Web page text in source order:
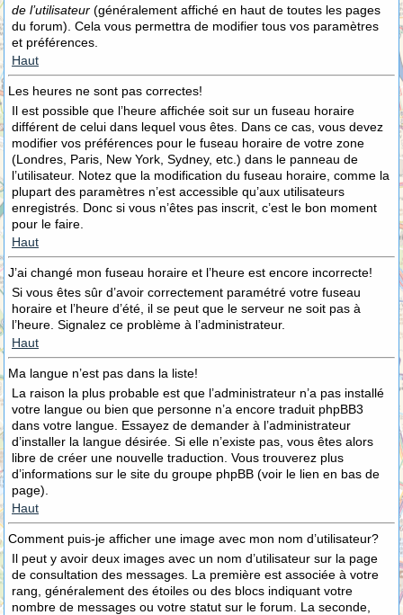
de l’utilisateur (généralement affiché en haut de toutes les pages
du forum). Cela vous permettra de modifier tous vos paramètres
et préférences.
Haut
Les heures ne sont pas correctes!
Il est possible que l’heure affichée soit sur un fuseau horaire
différent de celui dans lequel vous êtes. Dans ce cas, vous devez
modifier vos préférences pour le fuseau horaire de votre zone
(Londres, Paris, New York, Sydney, etc.) dans le panneau de
l’utilisateur. Notez que la modification du fuseau horaire, comme la
plupart des paramètres n’est accessible qu’aux utilisateurs
enregistrés. Donc si vous n’êtes pas inscrit, c’est le bon moment
pour le faire.
Haut
J’ai changé mon fuseau horaire et l’heure est encore incorrecte!
Si vous êtes sûr d’avoir correctement paramétré votre fuseau
horaire et l’heure d’été, il se peut que le serveur ne soit pas à
l’heure. Signalez ce problème à l’administrateur.
Haut
Ma langue n’est pas dans la liste!
La raison la plus probable est que l’administrateur n’a pas installé
votre langue ou bien que personne n’a encore traduit phpBB3
dans votre langue. Essayez de demander à l’administrateur
d’installer la langue désirée. Si elle n’existe pas, vous êtes alors
libre de créer une nouvelle traduction. Vous trouverez plus
d’informations sur le site du groupe phpBB (voir le lien en bas de
page).
Haut
Comment puis-je afficher une image avec mon nom d’utilisateur?
Il peut y avoir deux images avec un nom d’utilisateur sur la page
de consultation des messages. La première est associée à votre
rang, généralement des étoiles ou des blocs indiquant votre
nombre de messages ou votre statut sur le forum. La seconde,